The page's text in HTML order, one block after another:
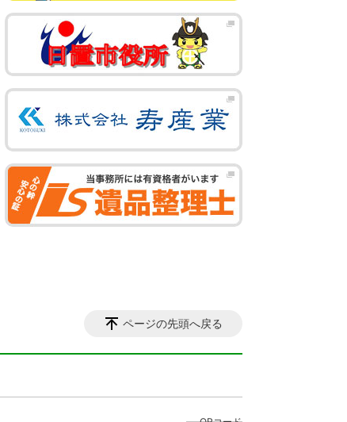
ページの先頭へ戻る